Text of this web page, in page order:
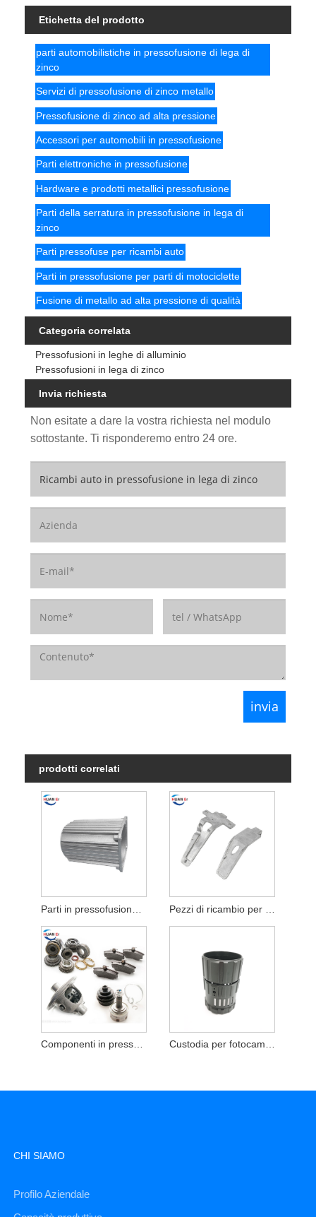
Etichetta del prodotto
parti automobilistiche in pressofusione di lega di
zinco
Servizi di pressofusione di zinco metallo
Pressofusione di zinco ad alta pressione
Accessori per automobili in pressofusione
Parti elettroniche in pressofusione
Hardware e prodotti metallici pressofusione
Parti della serratura in pressofusione in lega di
zinco
Parti pressofuse per ricambi auto
Parti in pressofusione per parti di motociclette
Fusione di metallo ad alta pressione di qualità
Categoria correlata
Pressofusioni in leghe di alluminio
Pressofusioni in lega di zinco
Invia richiesta
Non esitate a dare la vostra richiesta nel modulo
sottostante. Ti risponderemo entro 24 ore.
prodotti correlati
CHI SIAMO
Profilo Aziendale